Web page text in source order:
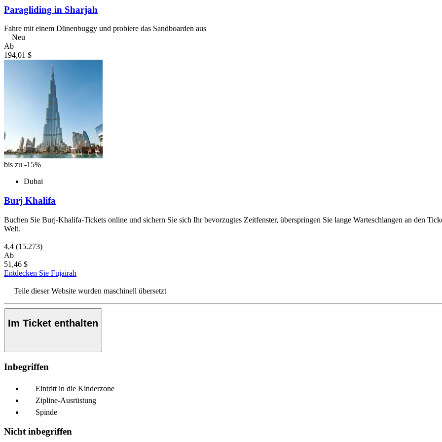
Paragliding in Sharjah
Fahre mit einem Dünenbuggy und probiere das Sandboarden aus
Neu
Ab
194,01 $
bis zu -15%
Dubai
Burj Khalifa
Buchen Sie Burj-Khalifa-Tickets online und sichern Sie sich Ihr bevorzugtes Zeitfenster, überspringen Sie lange Warteschlangen an den
Welt.
4,4 (15.273)
Ab
51,46 $
Entdecken Sie Fujairah
Teile dieser Website wurden maschinell übersetzt
Im Ticket enthalten
Inbegriffen
Eintritt in die Kinderzone
Zipline-Ausrüstung
Spinde
Nicht inbegriffen